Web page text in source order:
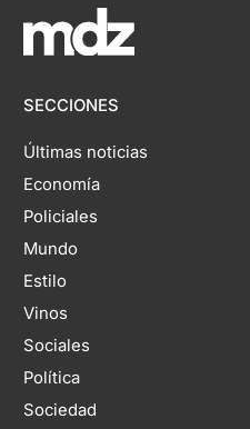
SECCIONES
Últimas noticias
Economía
Policiales
Mundo
Estilo
Vinos
Sociales
Política
Sociedad